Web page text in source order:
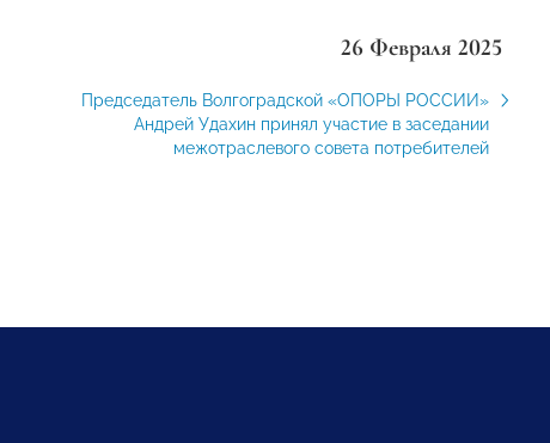
26 Февраля 2025
Председатель Волгоградской «ОПОРЫ РОССИИ»
Андрей Удахин принял участие в заседании
межотраслевого совета потребителей